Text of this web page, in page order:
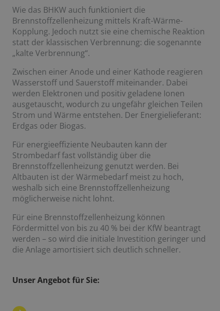
Wie das BHKW auch funktioniert die
Brennstoffzellenheizung mittels Kraft-Wärme-
Kopplung. Jedoch nutzt sie eine chemische Reaktion
statt der klassischen Verbrennung: die sogenannte
„kalte Verbrennung“.
Zwischen einer Anode und einer Kathode reagieren
Wasserstoff und Sauerstoff miteinander. Dabei
werden Elektronen und positiv geladene Ionen
ausgetauscht, wodurch zu ungefähr gleichen Teilen
Strom und Wärme entstehen. Der Energielieferant:
Erdgas oder Biogas.
Für energieeffiziente Neubauten kann der
Strombedarf fast vollständig über die
Brennstoffzellenheizung genutzt werden. Bei
Altbauten ist der Wärmebedarf meist zu hoch,
weshalb sich eine Brennstoffzellenheizung
möglicherweise nicht lohnt.
Für eine Brennstoffzellenheizung können
Fördermittel von bis zu 40 % bei der KfW beantragt
werden – so wird die initiale Investition geringer und
die Anlage amortisiert sich deutlich schneller.
Unser Angebot für Sie: